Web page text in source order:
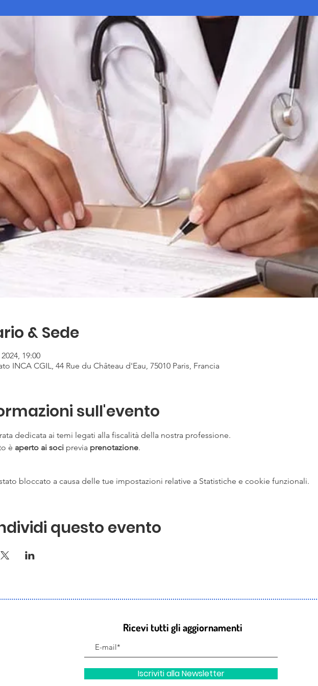
& Sede
19:00
INCA CGIL, 44 Rue du Château d'Eau, 75010 Paris, Francia
sull'evento
dedicata ai temi legati alla fiscalità della nostra professione.
è aperto ai soci previa prenotazione.
bloccato a causa delle tue impostazioni relative a Statistiche e cookie funzionali.
questo evento
Ricevi tutti gli aggiornamenti
Iscriviti alla Newsletter